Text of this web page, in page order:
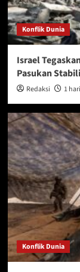
Konflik Dunia
Israel
Pasukan
Redaksi 1
Konflik Dunia